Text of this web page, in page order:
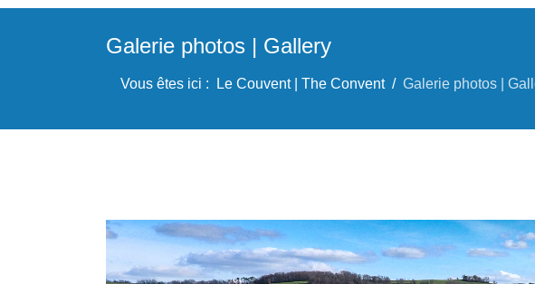
Galerie photos | Gallery
Vous êtes ici : Le Couvent | The Convent Galerie photos |